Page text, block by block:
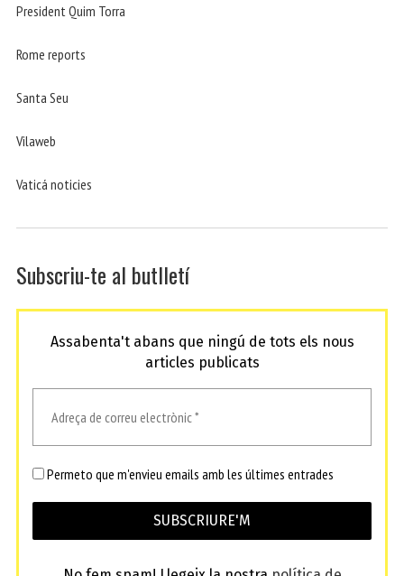
President Quim Torra
Rome reports
Santa Seu
Vilaweb
Vaticá noticies
Subscriu-te al butlletí
Assabenta't abans que ningú de tots els nous
articles publicats
Permeto que m'envieu emails amb les últimes entrades